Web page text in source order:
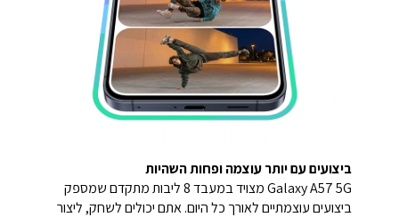
ביצועים עם יותר עוצמה ופחות השהיות
Galaxy A57 5G מצויד במעבד 8 ליבות מתקדם שמספק
ביצועים עוצמתיים לאורך כל היום. אתם יכולים לשחק, ליצור